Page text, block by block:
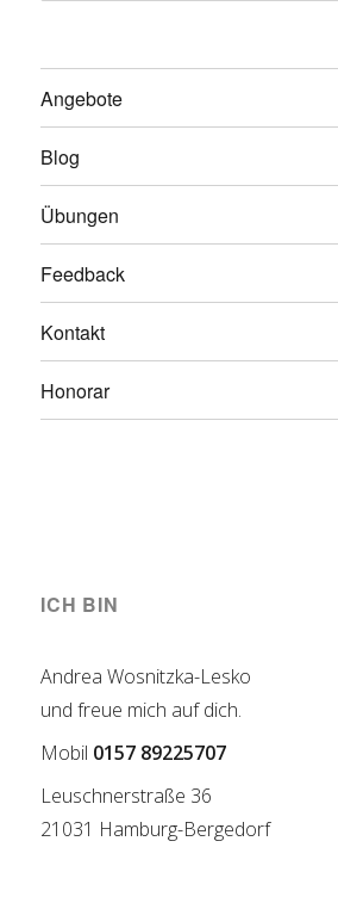
Angebote
Blog
Übungen
Feedback
Kontakt
Honorar
ICH BIN
Andrea Wosnitzka-Lesko
und freue mich auf dich.
Mobil 0157 89225707
Leuschnerstraße 36
21031 Hamburg-Bergedorf